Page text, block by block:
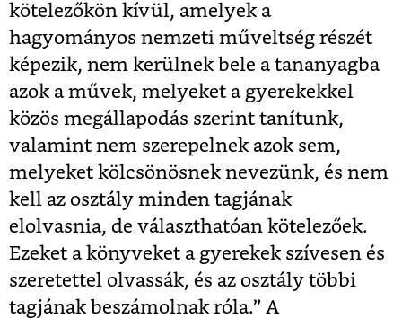
kötelezőkön kívül, amelyek a
hagyományos nemzeti műveltség részét
képezik, nem kerülnek bele a tananyagba
azok a művek, melyeket a gyerekekkel
közös megállapodás szerint tanítunk,
valamint nem szerepelnek azok sem,
melyeket kölcsönösnek nevezünk, és nem
kell az osztály minden tagjának
elolvasnia, de választhatóan kötelezőek.
Ezeket a könyveket a gyerekek szívesen és
szeretettel olvassák, és az osztály többi
tagjának beszámolnak róla.” A